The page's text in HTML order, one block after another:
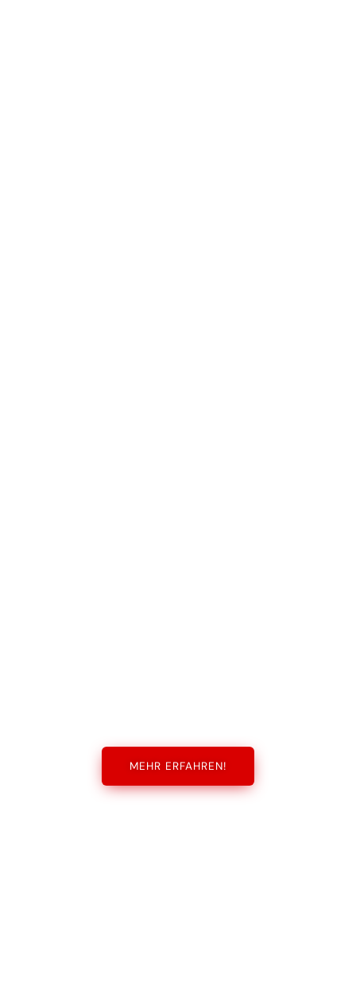
MEHR ERFAHREN!